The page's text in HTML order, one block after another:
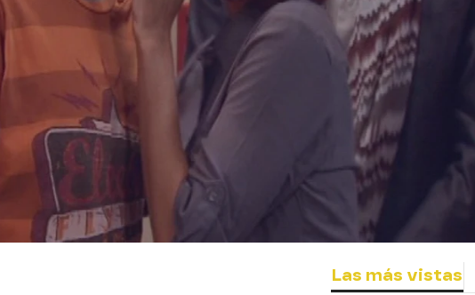
WhatsappFacebook
X Flipboard
Las más vistas